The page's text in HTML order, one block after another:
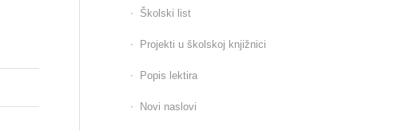
Školski list
Projekti u školskoj knjižnici
Popis lektira
Novi naslovi